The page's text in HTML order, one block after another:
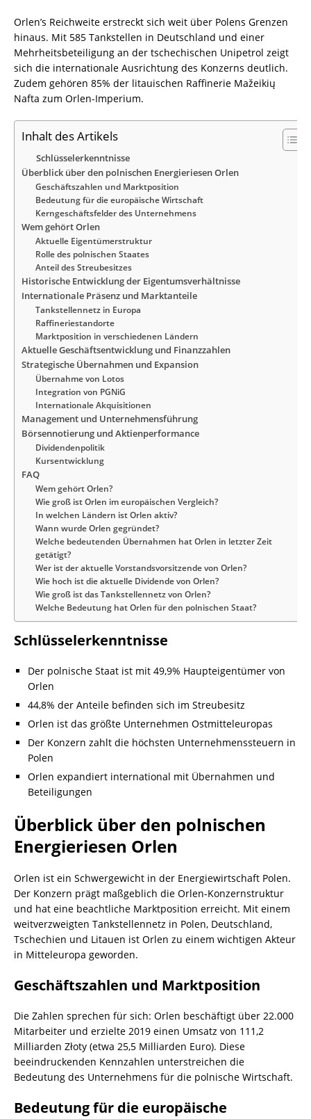
Orlen’s Reichweite erstreckt sich weit über Polens Grenzen
hinaus. Mit 585 Tankstellen in Deutschland und einer
Mehrheitsbeteiligung an der tschechischen Unipetrol zeigt
sich die internationale Ausrichtung des Konzerns deutlich.
Zudem gehören 85% der litauischen Raffinerie Mažeikių
Nafta zum Orlen-Imperium.
Inhalt des Artikels
Schlüsselerkenntnisse
Überblick über den polnischen Energieriesen Orlen
Geschäftszahlen und Marktposition
Bedeutung für die europäische Wirtschaft
Kerngeschäftsfelder des Unternehmens
Wem gehört Orlen
Aktuelle Eigentümerstruktur
Rolle des polnischen Staates
Anteil des Streubesitzes
Historische Entwicklung der Eigentumsverhältnisse
Internationale Präsenz und Marktanteile
Tankstellennetz in Europa
Raffineriestandorte
Marktposition in verschiedenen Ländern
Aktuelle Geschäftsentwicklung und Finanzzahlen
Strategische Übernahmen und Expansion
Übernahme von Lotos
Integration von PGNiG
Internationale Akquisitionen
Management und Unternehmensführung
Börsennotierung und Aktienperformance
Dividendenpolitik
Kursentwicklung
FAQ
Wem gehört Orlen?
Wie groß ist Orlen im europäischen Vergleich?
In welchen Ländern ist Orlen aktiv?
Wann wurde Orlen gegründet?
Welche bedeutenden Übernahmen hat Orlen in letzter Zeit
getätigt?
Wer ist der aktuelle Vorstandsvorsitzende von Orlen?
Wie hoch ist die aktuelle Dividende von Orlen?
Wie groß ist das Tankstellennetz von Orlen?
Welche Bedeutung hat Orlen für den polnischen Staat?
Schlüsselerkenntnisse
Der polnische Staat ist mit 49,9% Haupteigentümer von
Orlen
44,8% der Anteile befinden sich im Streubesitz
Orlen ist das größte Unternehmen Ostmitteleuropas
Der Konzern zahlt die höchsten Unternehmenssteuern in
Polen
Orlen expandiert international mit Übernahmen und
Beteiligungen
Überblick über den polnischen
Energieriesen Orlen
Orlen ist ein Schwergewicht in der Energiewirtschaft Polen.
Der Konzern prägt maßgeblich die Orlen-Konzernstruktur
und hat eine beachtliche Marktposition erreicht. Mit einem
weitverzweigten Tankstellennetz in Polen, Deutschland,
Tschechien und Litauen ist Orlen zu einem wichtigen Akteur
in Mitteleuropa geworden.
Geschäftszahlen und Marktposition
Die Zahlen sprechen für sich: Orlen beschäftigt über 22.000
Mitarbeiter und erzielte 2019 einen Umsatz von 111,2
Milliarden Złoty (etwa 25,5 Milliarden Euro). Diese
beeindruckenden Kennzahlen unterstreichen die
Bedeutung des Unternehmens für die polnische Wirtschaft.
Bedeutung für die europäische